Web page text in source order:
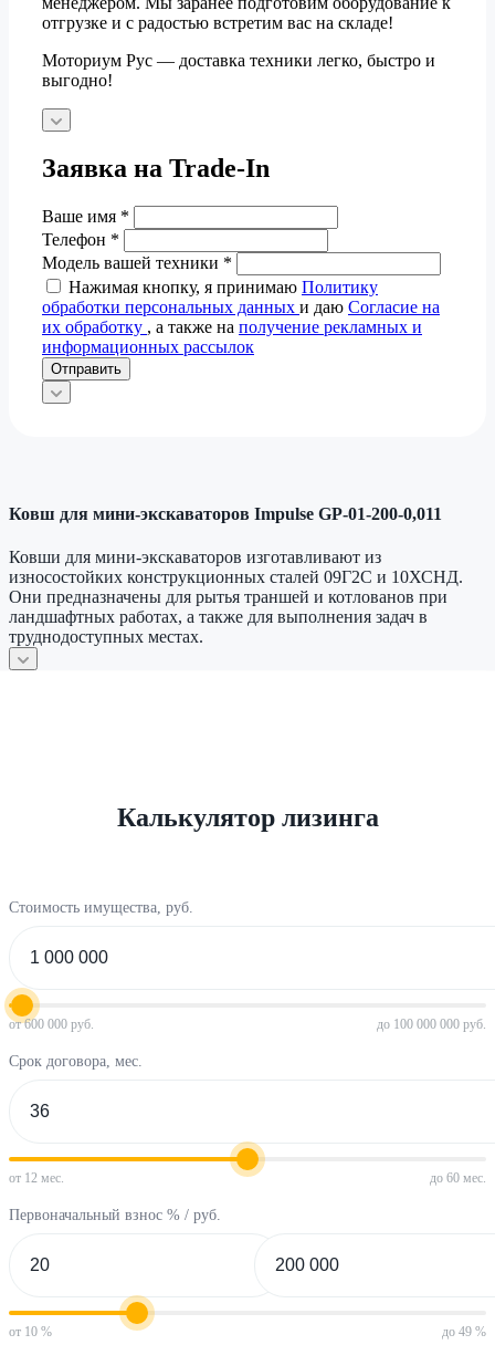
отгрузке и с радостью встретим вас на складе!
Моториум Рус — доставка техники легко, быстро и
выгодно!
Заявка на Trade-In
Ваше имя *
Телефон *
Модель вашей техники *
Нажимая кнопку, я принимаю Политику
обработки персональных данных и даю Согласие на
их обработку , а также на получение рекламных и
информационных рассылок
Отправить
Ковш для мини-экскаваторов Impulse GP-01-200-0,011
Ковши для мини‑экскаваторов изготавливают из
износостойких конструкционных сталей 09Г2С и 10ХСНД.
Они предназначены для рытья траншей и котлованов при
ландшафтных работах, а также для выполнения задач в
труднодоступных местах.
Калькулятор лизинга
Стоимость имущества, руб.
от 600 000 руб. до 100 000 000 руб.
Срок договора, мес.
от 12 мес. до 60 мес.
Первоначальный взнос % / руб.
от 10 % до 49 %